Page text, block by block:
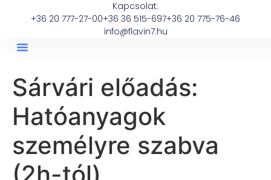
Kapcsolat:
+36 20 777-27-00+36 36 515-697+36 20 775-76-46
info@flavin7.hu
Sárvári előadás:
Hatóanyagok
személyre szabva